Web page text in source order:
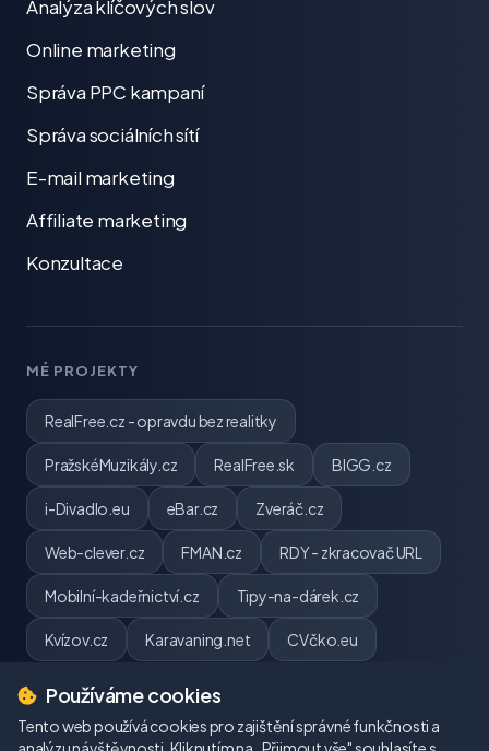
Analýza klíčových slov
Online marketing
Správa PPC kampaní
Správa sociálních sítí
E-mail marketing
Affiliate marketing
Konzultace
MÉ PROJEKTY
RealFree.cz - opravdu bez realitky
PražskéMuzikály.cz RealFree.sk BIGG.cz
i-Divadlo.eu eBar.cz Zveráč.cz
Web-clever.cz FMAN.cz RDY - zkracovač URL
Mobilní-kadeřnictví.cz Tipy-na-dárek.cz
Kvízov.cz Karavaning.net CVčko.eu
Používáme cookies
Tento web používá cookies pro zajištění správné funkčnosti a